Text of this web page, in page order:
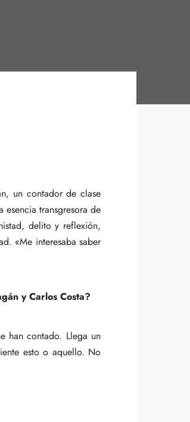
un contador de clase
transgresora de
delito y reflexión,
«Me interesaba saber
y Carlos Costa?
han contado. Llega un
esto o aquello. No